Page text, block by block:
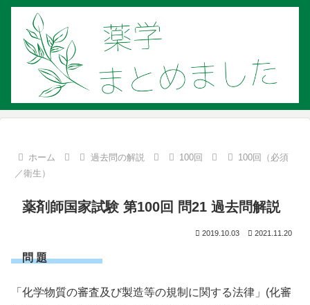
ホーム 過去問の解説 100回
100回（必須
／衛生）
薬剤師国家試験 第100回 問21 過去問解説
2019.10.03 2021.11.20
問 題
「化学物質の審査及び製造等の規制に関する法律」(化審